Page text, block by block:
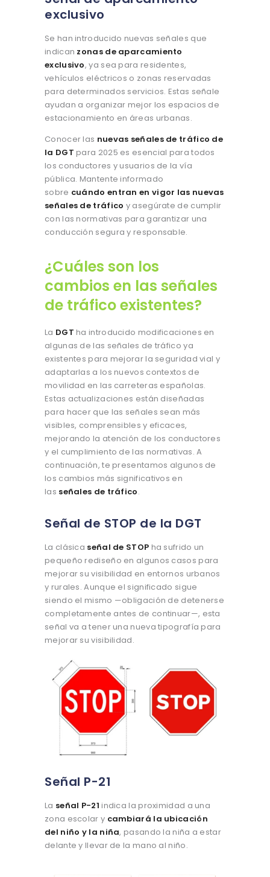
exclusivo
Se han introducido nuevas señales que
indican zonas de aparcamiento
exclusivo, ya sea para residentes,
vehículos eléctricos o zonas reservadas
para determinados servicios. Estas señale
ayudan a organizar mejor los espacios de
estacionamiento en áreas urbanas.
Conocer las nuevas señales de tráfico de
la DGT para 2025 es esencial para todos
los conductores y usuarios de la vía
pública. Mantente informado
sobre cuándo entran en vigor las nuevas
señales de tráfico y asegúrate de cumplir
con las normativas para garantizar una
conducción segura y responsable.
¿Cuáles son los
cambios en las señales
de tráfico existentes?
La DGT ha introducido modificaciones en
algunas de las señales de tráfico ya
existentes para mejorar la seguridad vial y
adaptarlas a los nuevos contextos de
movilidad en las carreteras españolas.
Estas actualizaciones están diseñadas
para hacer que las señales sean más
visibles, comprensibles y eficaces,
mejorando la atención de los conductores
y el cumplimiento de las normativas. A
continuación, te presentamos algunos de
los cambios más significativos en
las señales de tráfico.
Señal de STOP de la DGT
La clásica señal de STOP ha sufrido un
pequeño rediseño en algunos casos para
mejorar su visibilidad en entornos urbanos
y rurales. Aunque el significado sigue
siendo el mismo —obligación de detenerse
completamente antes de continuar—, esta
señal va a tener una nueva tipografía para
mejorar su visibilidad.
Señal P-21
La señal P-21 indica la proximidad a una
zona escolar y cambiará la ubicación
del niño y la niña, pasando la niña a estar
delante y llevar de la mano al niño.